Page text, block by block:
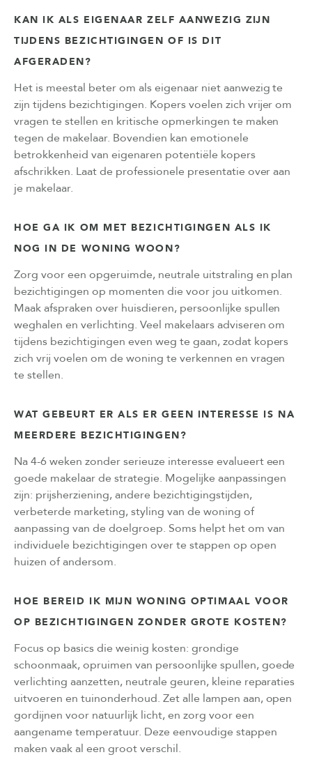
KAN IK ALS EIGENAAR ZELF AANWEZIG ZIJN
TIJDENS BEZICHTIGINGEN OF IS DIT
AFGERADEN?
Het is meestal beter om als eigenaar niet aanwezig te
zijn tijdens bezichtigingen. Kopers voelen zich vrijer om
vragen te stellen en kritische opmerkingen te maken
tegen de makelaar. Bovendien kan emotionele
betrokkenheid van eigenaren potentiële kopers
afschrikken. Laat de professionele presentatie over aan
je makelaar.
HOE GA IK OM MET BEZICHTIGINGEN ALS IK
NOG IN DE WONING WOON?
Zorg voor een opgeruimde, neutrale uitstraling en plan
bezichtigingen op momenten die voor jou uitkomen.
Maak afspraken over huisdieren, persoonlijke spullen
weghalen en verlichting. Veel makelaars adviseren om
tijdens bezichtigingen even weg te gaan, zodat kopers
zich vrij voelen om de woning te verkennen en vragen
te stellen.
WAT GEBEURT ER ALS ER GEEN INTERESSE IS NA
MEERDERE BEZICHTIGINGEN?
Na 4-6 weken zonder serieuze interesse evalueert een
goede makelaar de strategie. Mogelijke aanpassingen
zijn: prijsherziening, andere bezichtigingstijden,
verbeterde marketing, styling van de woning of
aanpassing van de doelgroep. Soms helpt het om van
individuele bezichtigingen over te stappen op open
huizen of andersom.
HOE BEREID IK MIJN WONING OPTIMAAL VOOR
OP BEZICHTIGINGEN ZONDER GROTE KOSTEN?
Focus op basics die weinig kosten: grondige
schoonmaak, opruimen van persoonlijke spullen, goede
verlichting aanzetten, neutrale geuren, kleine reparaties
uitvoeren en tuinonderhoud. Zet alle lampen aan, open
gordijnen voor natuurlijk licht, en zorg voor een
aangename temperatuur. Deze eenvoudige stappen
maken vaak al een groot verschil.